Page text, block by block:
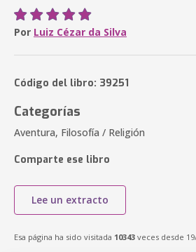
Por Luiz Cézar da Silva
Código del libro: 39251
Categorías
Aventura, Filosofía / Religión
Comparte ese libro
Lee un extracto
Esa página ha sido visitada 10343 veces desde